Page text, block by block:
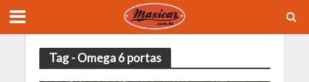
Tag - Omega 6 portas